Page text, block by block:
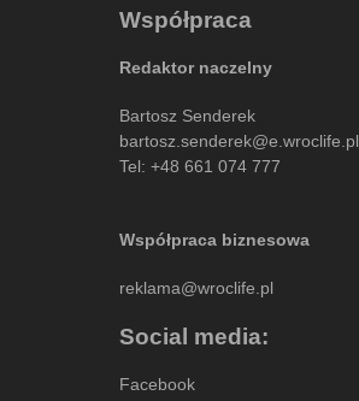
Współpraca
Redaktor naczelny
Bartosz Senderek
bartosz.senderek@e.wroclife.pl
Tel: +48 661 074 777
Współpraca biznesowa
reklama@wroclife.pl
Social media:
Facebook